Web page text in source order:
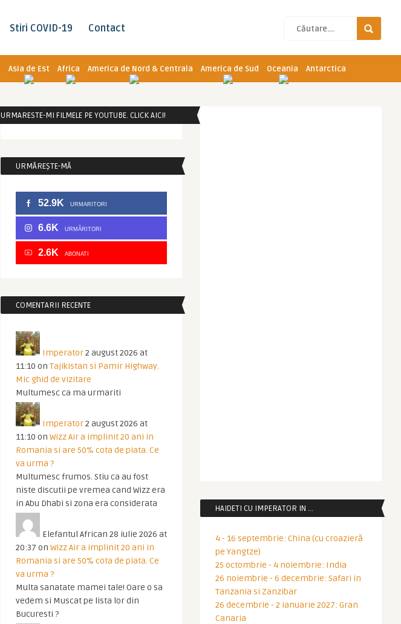
Stiri COVID-19 Contact
Asia de Est Africa America de Nord & Centrala America de Sud Oceania Antarctica
URMARESTE-MI FILMELE PE YOUTUBE. CLICK AICI!
URMĂREȘTE-MĂ
52.9K URMARITORI
6.6K URMĂRITORI
2.6K ABONATI
COMENTARII RECENTE
Imperator2 august 2026 at
11:10 on Tajikistan si Pamir Highway.
Mic ghid de vizitare
Multumesc ca ma urmariti
Imperator2 august 2026 at
11:10 on Wizz Air a implinit 20 ani in
Romania si are 50% cota de piata. Ce
va urma ?
Multumesc frumos. Stiu ca au fost
niste discutii pe vremea cand Wizz era
in Abu Dhabi si zona era considerata
Elefantul African 28 iulie 2026 at
20:37 on Wizz Air a implinit 20 ani in
Romania si are 50% cota de piata. Ce
va urma ?
Multa sanatate mamei tale! Oare o sa
vedem si Muscat pe lista lor din
Bucuresti ?
HAIDETI CU IMPERATOR IN …
4 - 16 septembrie: China (cu croazieră
pe Yangtze)
25 octombrie - 4 noiembrie: India
26 noiembrie - 6 decembrie: Safari in
Tanzania si Zanzibar
26 decembrie - 2 ianuarie 2027: Gran
Canaria